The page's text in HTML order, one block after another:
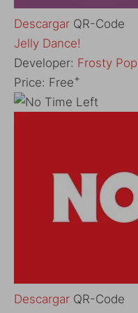
Descargar QR-Code
‎Jelly Dance!
Developer: Frosty Pop
Price: Free+
Descargar QR-Code